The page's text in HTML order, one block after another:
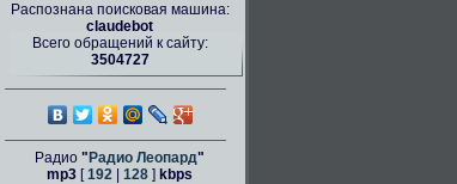
Распознана поисковая машина:
claudebot
Всего обращений к сайту:
3504727
Радио " Радио Леопард"
mp3 [192 128 ] kbps